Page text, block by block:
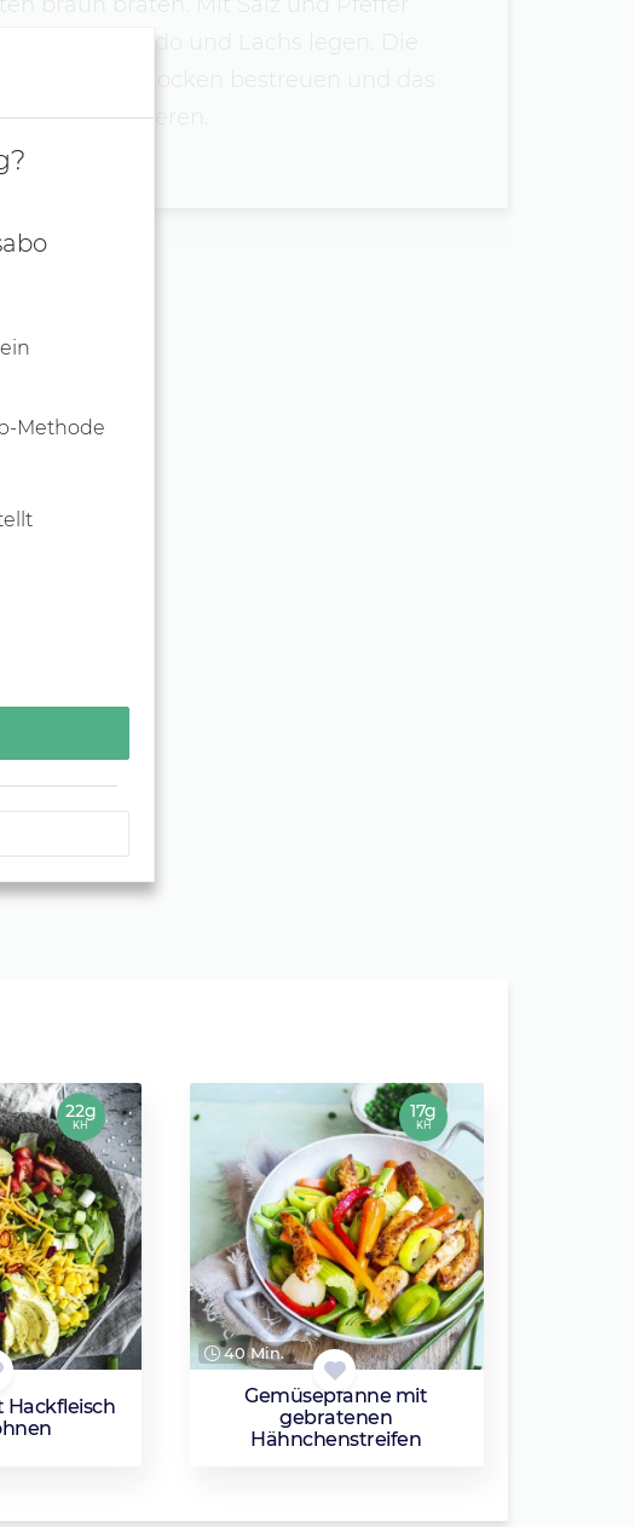
zu Avocado und Lachs legen. Die
und Chiliflocken bestreuen und das
servieren.
Methode
Hackfleisch
22g
KH
40 Min.
Gemüsepfanne mit
gebratenen
Hähnchenstreifen
17g
KH